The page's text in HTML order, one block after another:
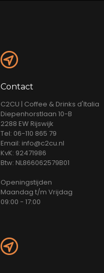
Contact
C2CU | Coffee & Drinks d'Italia
Diepenhorstlaan 10-B
2288 EW Rijswijk
Tel: 06-110 865 79
Email: info@c2cu.nl
KvK: 92471986
Btw: NL866062579B01
Openingstijden
Maandag t/m Vrijdag
09:00 - 17:00